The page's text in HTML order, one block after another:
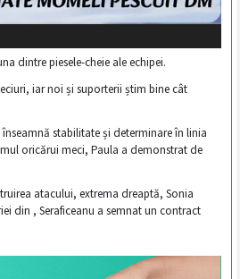
dintre piesele-cheie ale echipei.
iar noi și suporterii știm bine cât
stabilitate și determinare în linia
oricărui meci, Paula a demonstrat de
atacului, extrema dreaptă, Sonia
din , Seraficeanu a semnat un contract